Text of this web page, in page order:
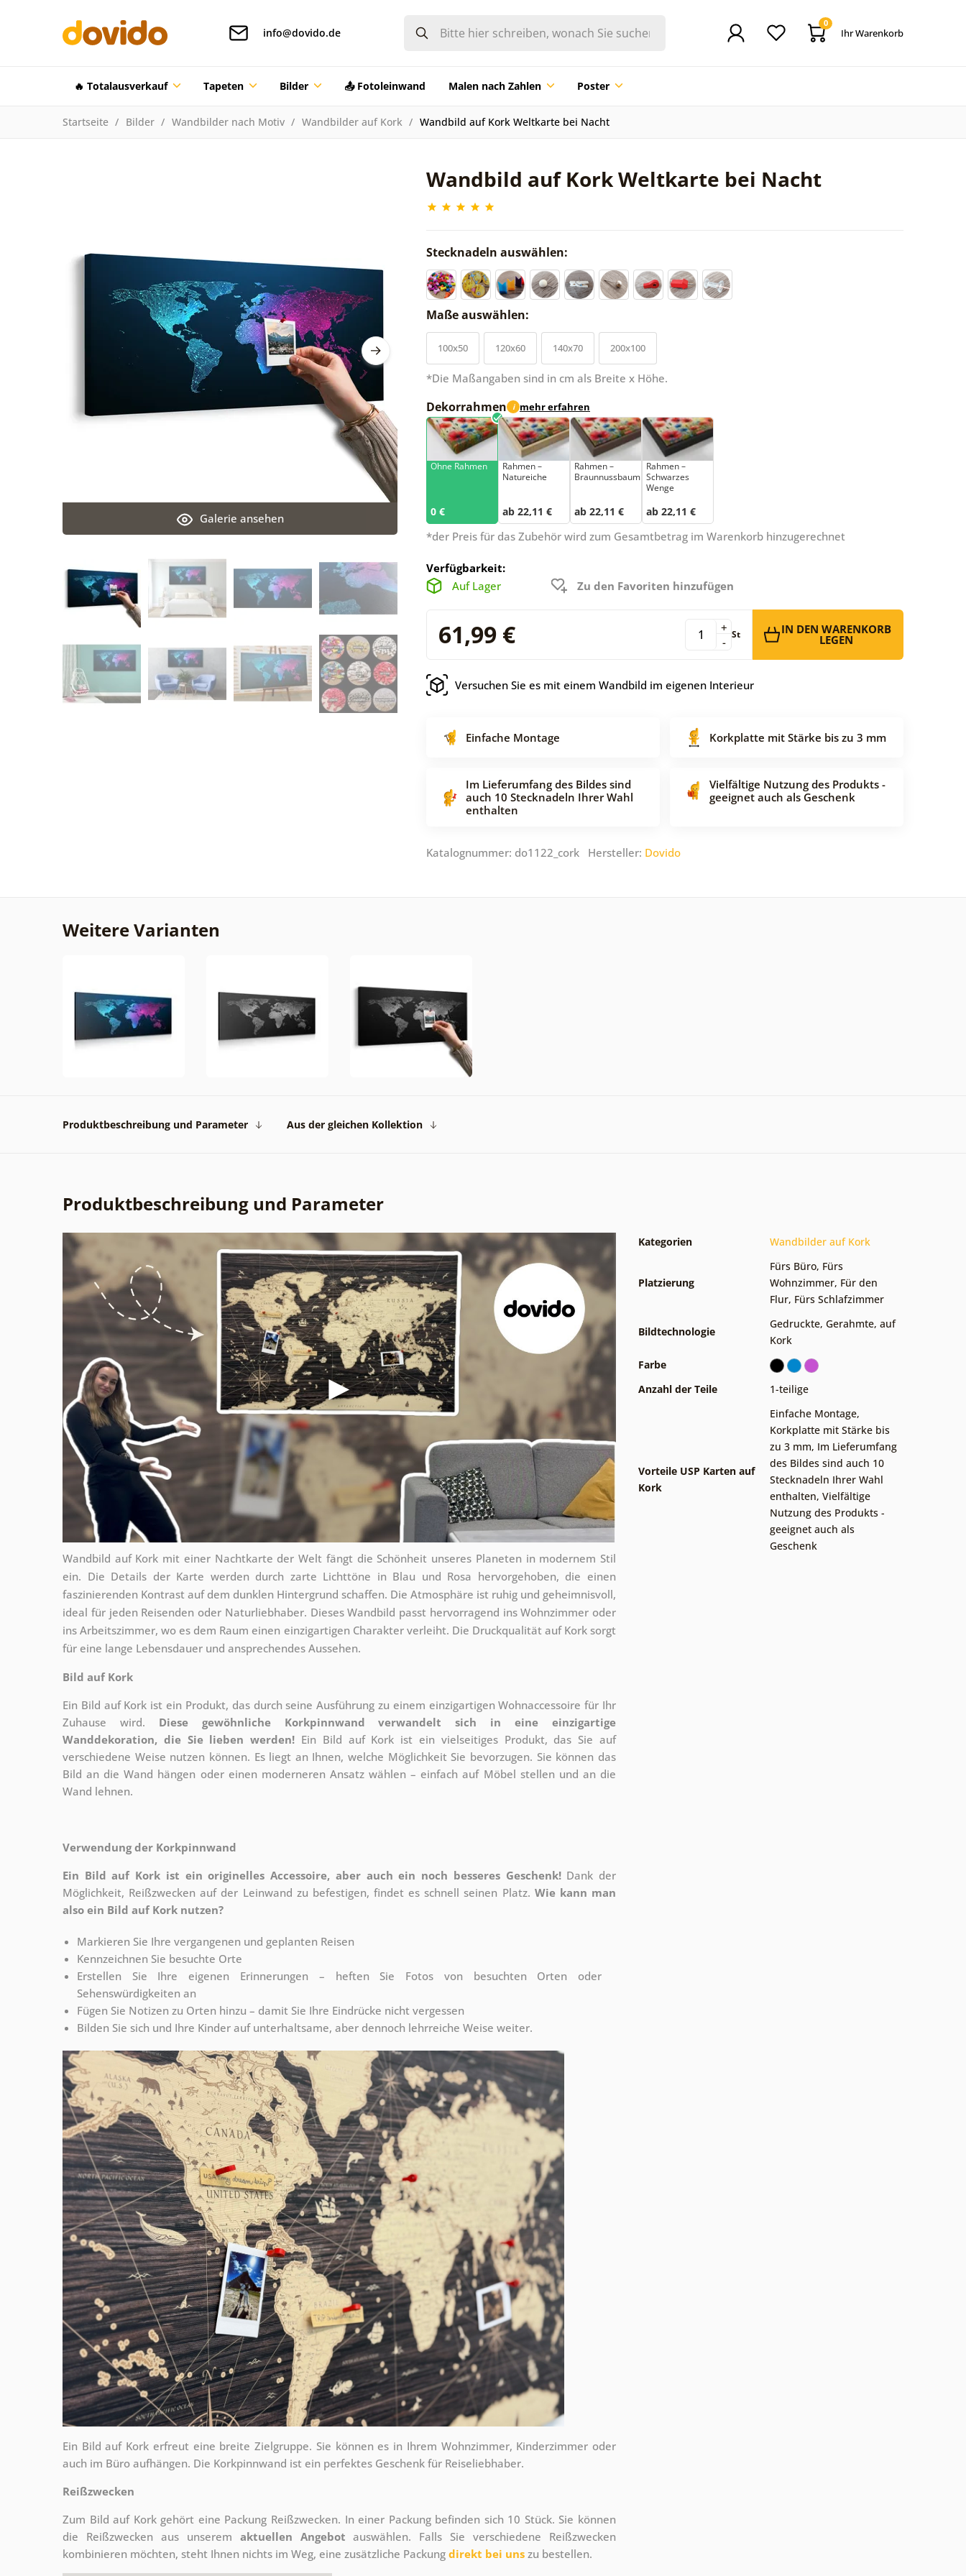
info@dovido.de
0
Ihr Warenkorb
🔥 Totalausverkauf Tapeten Bilder 📤 Fotoleinwand Malen nach Zahlen Poster
Startseite Bilder Wandbilder nach Motiv Wandbilder auf Kork Wandbild auf Kork Weltkarte bei Nacht
Wandbild auf Kork Weltkarte bei Nacht
Galerie ansehen
Stecknadeln auswählen:
Maße auswählen:
100x50 120x60 140x70 200x100
*Die Maßangaben sind in cm als Breite x Höhe.
Dekorrahmen i mehr erfahren
Ohne Rahmen
0 €
Rahmen –
Natureiche
ab 22,11 €
Rahmen –
Braunnussbaum
ab 22,11 €
Rahmen –
Schwarzes
Wenge
ab 22,11 €
*der Preis für das Zubehör wird zum Gesamtbetrag im Warenkorb hinzugerechnet
Verfügbarkeit:
Auf Lager
Zu den Favoriten hinzufügen
61,99 € -
+ St IN DEN WARENKORB
LEGEN
Versuchen Sie es mit einem Wandbild im eigenen Interieur
Einfache Montage Korkplatte mit Stärke bis zu 3 mm
Im Lieferumfang des Bildes sind
auch 10 Stecknadeln Ihrer Wahl
enthalten
Vielfältige Nutzung des Produkts -
geeignet auch als Geschenk
Katalognummer: do1122_cork Hersteller: Dovido
Weitere Varianten
Produktbeschreibung und Parameter Aus der gleichen Kollektion
Produktbeschreibung und Parameter
Wandbild auf Kork mit einer Nachtkarte der Welt fängt die Schönheit unseres Planeten in modernem Stil
ein. Die Details der Karte werden durch zarte Lichttöne in Blau und Rosa hervorgehoben, die einen
faszinierenden Kontrast auf dem dunklen Hintergrund schaffen. Die Atmosphäre ist ruhig und geheimnisvoll,
ideal für jeden Reisenden oder Naturliebhaber. Dieses Wandbild passt hervorragend ins Wohnzimmer oder
ins Arbeitszimmer, wo es dem Raum einen einzigartigen Charakter verleiht. Die Druckqualität auf Kork sorgt
für eine lange Lebensdauer und ansprechendes Aussehen.
Bild auf Kork
Ein Bild auf Kork ist ein Produkt, das durch seine Ausführung zu einem einzigartigen Wohnaccessoire für Ihr
Zuhause wird. Diese gewöhnliche Korkpinnwand verwandelt sich in eine einzigartige
Wanddekoration, die Sie lieben werden! Ein Bild auf Kork ist ein vielseitiges Produkt, das Sie auf
verschiedene Weise nutzen können. Es liegt an Ihnen, welche Möglichkeit Sie bevorzugen. Sie können das
Bild an die Wand hängen oder einen moderneren Ansatz wählen – einfach auf Möbel stellen und an die
Wand lehnen.
Verwendung der Korkpinnwand
Ein Bild auf Kork ist ein originelles Accessoire, aber auch ein noch besseres Geschenk!Dank der
Möglichkeit, Reißzwecken auf der Leinwand zu befestigen, findet es schnell seinen Platz. Wie kann man
also ein Bild auf Kork nutzen?
Markieren Sie Ihre vergangenen und geplanten Reisen
Kennzeichnen Sie besuchte Orte
Erstellen Sie Ihre eigenen Erinnerungen – heften Sie Fotos von besuchten Orten oder
Sehenswürdigkeiten an
Fügen Sie Notizen zu Orten hinzu – damit Sie Ihre Eindrücke nicht vergessen
Bilden Sie sich und Ihre Kinder auf unterhaltsame, aber dennoch lehrreiche Weise weiter.
Ein Bild auf Kork erfreut eine breite Zielgruppe. Sie können es in Ihrem Wohnzimmer, Kinderzimmer oder
auch im Büro aufhängen. Die Korkpinnwand ist ein perfektes Geschenk für Reiseliebhaber.
Reißzwecken
Zum Bild auf Kork gehört eine Packung Reißzwecken. In einer Packung befinden sich 10 Stück. Sie können
die Reißzwecken aus unserem aktuellen Angebot auswählen. Falls Sie verschiedene Reißzwecken
kombinieren möchten, steht Ihnen nichts im Weg, eine zusätzliche Packung direkt bei uns zu bestellen.
Kategorien Wandbilder auf Kork
Platzierung
Fürs Büro, Fürs
Wohnzimmer, Für den
Flur, Fürs Schlafzimmer
Bildtechnologie
Gedruckte, Gerahmte, auf
Kork
Farbe
Anzahl der Teile
1-teilige
Vorteile USP Karten auf
Kork
Einfache Montage,
Korkplatte mit Stärke bis
zu 3 mm, Im Lieferumfang
des Bildes sind auch 10
Stecknadeln Ihrer Wahl
enthalten, Vielfältige
Nutzung des Produkts -
geeignet auch als
Geschenk